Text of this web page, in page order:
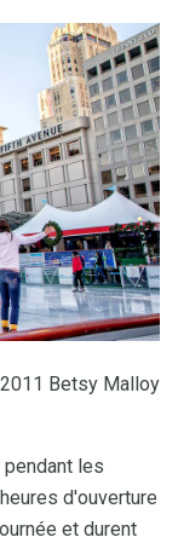
Betsy Malloy
les
d'ouverture
et durent